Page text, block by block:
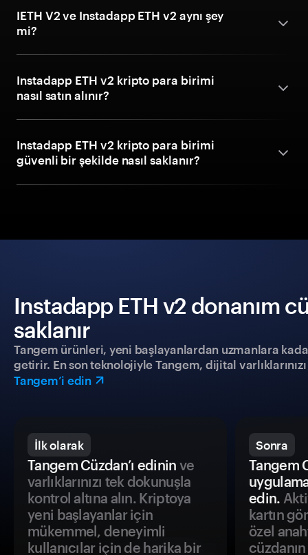
IETH V2 ve Instadapp ETH v2 aynı şey
mi?
Instadapp ETH v2 kripto para birimi
nasıl satın alınır?
Instadapp ETH v2 kripto para birimi
güvenli bir şekilde nasıl saklanır?
Instadapp ETH v2 donanım
saklanır
Tangem ürünleri, yeni başlayanlardan uzmanlara
getirir. En son teknolojiyle Tangem, dijital
Tangem’i edin
İlk olarak
Tangem Cüzdan’ı edinin ve
varlıklarınızı tek dokunuşla
kontrol altına alın. Kriptoya
yeni başlayanlar için
mükemmel, deneyimli
kullanıcılar için de harika bir
Sonra
Tangem
edin.
kartın
özel